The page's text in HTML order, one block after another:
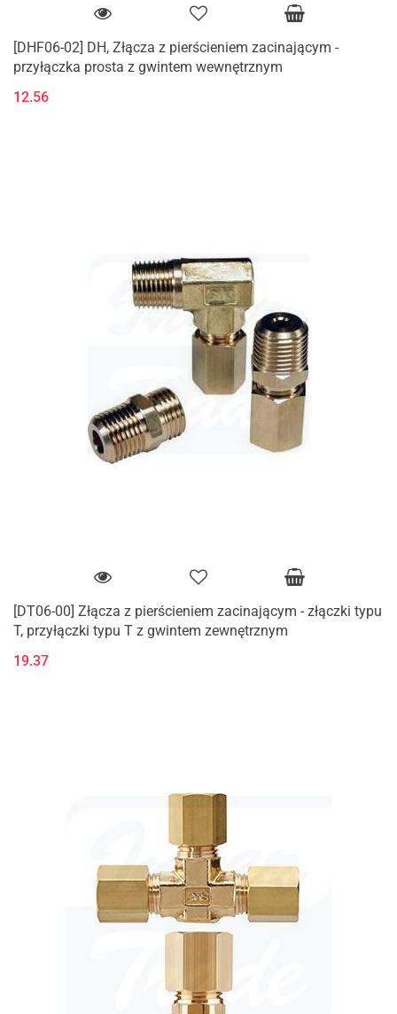
[DHF06-02] DH, Złącza z pierścieniem zacinającym -
przyłączka prosta z gwintem wewnętrznym
12.56
[DT06-00] Złącza z pierścieniem zacinającym - złączki typu
T, przyłączki typu T z gwintem zewnętrznym
19.37